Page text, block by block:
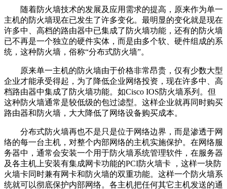
随着防火墙技术的发展及应用需求的提高，原来作为单一
主机的防火墙现在已发生了许多变化。最明显的变化就是现在
许多中、高档的路由器中已集成了防火墙功能，还有的防火墙
已不再是一个独立的硬件实体，而是由多个软、硬件组成的系
统，这种防火墙，俗称“分布式防火墙”。
原来单一主机的防火墙由于价格非常昂贵，仅有少数大型
企业才能承受得起，为了降低企业网络投资，现在许多中、高
档路由器中集成了防火墙功能。如Cisco IOS防火墙系列。但
这种防火墙通常是较低级的包过滤型。这样企业就再同时购买
路由器和防火墙，大大降低了网络设备购买成本。
分布式防火墙再也不是只是位于网络边界，而是渗透于网
络的每一台主机，对整个内部网络的主机实施保护。在网络服
务器中，通常会安装一个用于防火墙系统管理软件，在服务器
及各主机上安装有集成网卡功能的PCI防火墙卡 ，这样一块防
火墙卡同时兼有网卡和防火墙的双重功能。这样一个防火墙系
统就可以彻底保护内部网络。各主机把任何其它主机发送的通